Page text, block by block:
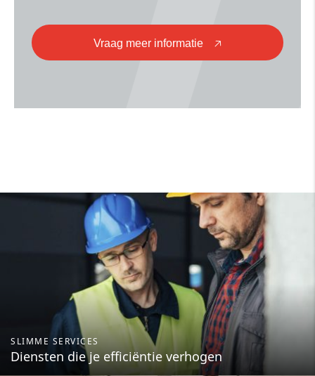
Vraag meer informatie 🡥
SLIMME SERVICES
Diensten die je efficiëntie verhogen